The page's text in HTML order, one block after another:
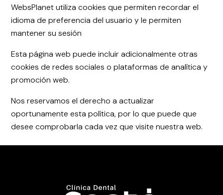
WebsPlanet utiliza cookies que permiten recordar el
idioma de preferencia del usuario y le permiten
mantener su sesión
Esta página web puede incluir adicionalmente otras
cookies de redes sociales o plataformas de analítica y
promoción web.
Nos reservamos el derecho a actualizar
oportunamente esta política, por lo que puede que
desee comprobarla cada vez que visite nuestra web.